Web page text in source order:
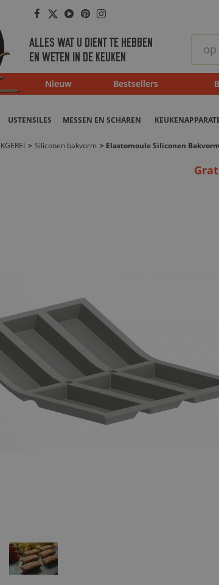
Facebook
Twitter
Youtube
Pinterest
Instagram
ALLES WAT U DIENT TE HEBBEN
EN WETEN IN DE KEUKEN
zoeken
Nieuw Bestsellers
USTENSILES MESSEN EN SCHAREN
> Siliconen bakvorm > Elastomoule Siliconen